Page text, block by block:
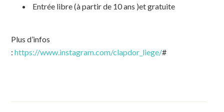
Entrée libre (à partir de 10 ans )et gratuite
Plus d’infos
:https://www.instagram.com/clapdor_liege/#